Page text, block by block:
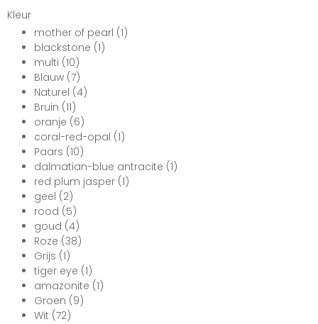
Kleur
mother of pearl (1)
blackstone (1)
multi (10)
Blauw (7)
Naturel (4)
Bruin (11)
oranje (6)
coral-red-opal (1)
Paars (10)
dalmatian-blue antracite (1)
red plum jasper (1)
geel (2)
rood (5)
goud (4)
Roze (38)
Grijs (1)
tiger eye (1)
amazonite (1)
Groen (9)
Wit (72)